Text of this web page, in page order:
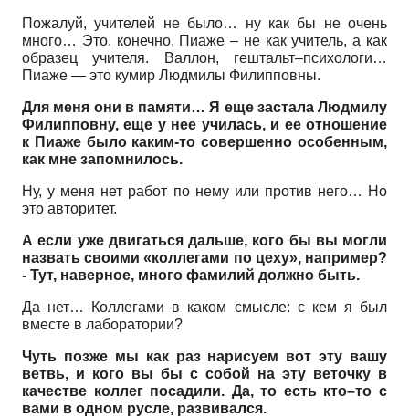
Пожалуй, учителей не было… ну как бы не очень
много… Это, конечно, Пиаже – не как учитель, а как
образец учителя. Валлон, гештальт–психологи…
Пиаже — это кумир Людмилы Филипповны.
Для меня они в памяти… Я еще застала Людмилу
Филипповну, еще у нее училась, и ее отношение
к Пиаже было каким-то совершенно особенным,
как мне запомнилось.
Ну, у меня нет работ по нему или против него… Но
это авторитет.
А если уже двигаться дальше, кого бы вы могли
назвать своими «коллегами по цеху», например?
- Тут, наверное, много фамилий должно быть.
Да нет… Коллегами в каком смысле: с кем я был
вместе в лаборатории?
Чуть позже мы как раз нарисуем вот эту вашу
ветвь, и кого вы бы с собой на эту веточку в
качестве коллег посадили. Да, то есть кто–то с
вами в одном русле, развивался.